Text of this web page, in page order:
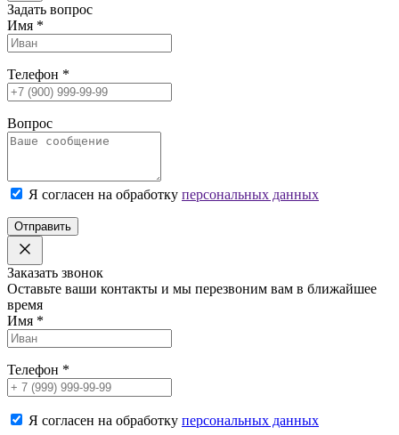
Задать вопрос
Имя *
Телефон *
Вопрос
Я согласен на обработку персональных данных
Отправить
Заказать звонок
Оставьте ваши контакты и мы перезвоним вам в ближайшее
время
Имя *
Телефон *
Я согласен на обработку персональных данных